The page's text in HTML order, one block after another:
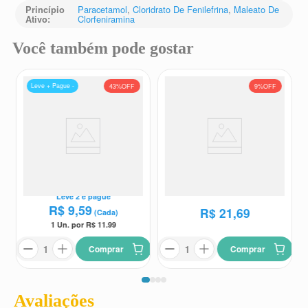
Princípio
Ativo:
Paracetamol,Cloridrato De Fenilefrina, Maleato De
Clorfeniramina
Você também pode gostar
43%OFF
Leve + Pague -
Leve 2e pague
R$ 9,59 (Cada)
1 Un. por R$ 11.99
Comprar
9%OFF
R$ 21,69
Comprar
Avaliações